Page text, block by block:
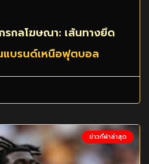
รกลโฆษณา: เส้นทางยึด
แบรนด์เหนือฟุตบอล
ข่าวกีฬาล่าสุด